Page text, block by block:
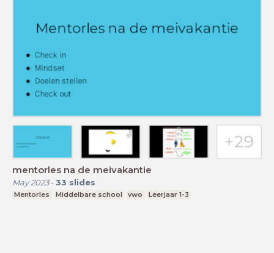
mentorles na de meivakantie
May 2023- 33 slides
Mentorles Middelbare school vwo Leerjaar 1-3